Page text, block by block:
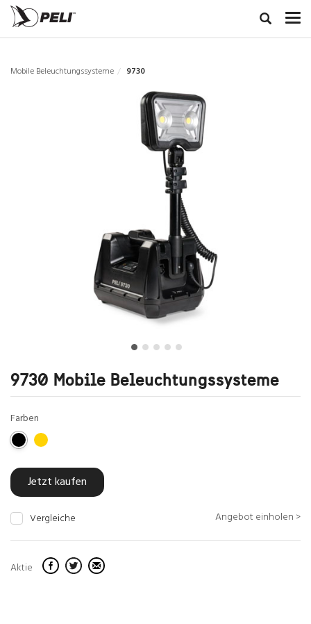
Mobile Beleuchtungssysteme 9730
9730 Mobile Beleuchtungssysteme
Farben
Jetzt kaufen
Vergleiche Angebot einholen >
Aktie